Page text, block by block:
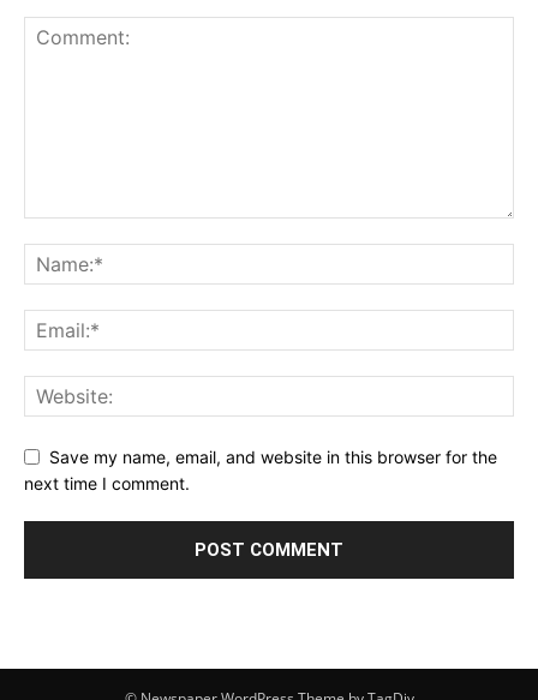
Save my name, email, and website in this browser for the
next time I comment.